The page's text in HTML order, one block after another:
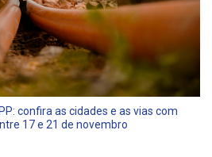
confira as cidades e as vias com
17 e 21 de novembro